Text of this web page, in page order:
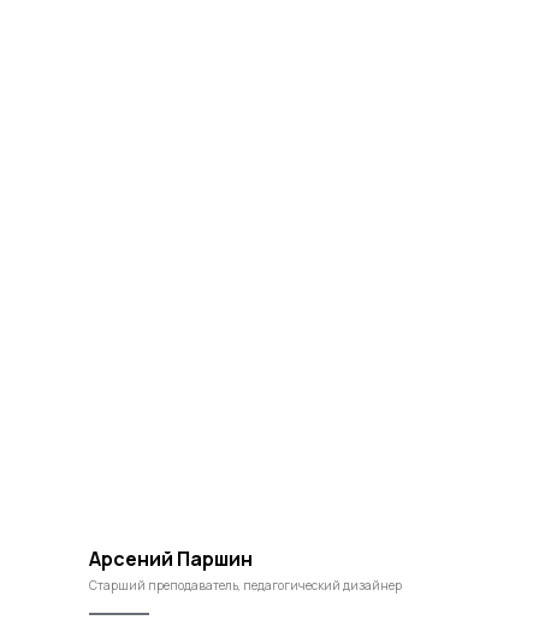
Арсений Паршин
Старший преподаватель, педагогический дизайнер